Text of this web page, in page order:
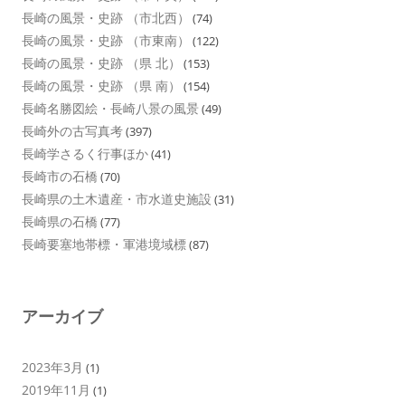
長崎の風景・史跡 （市北西） (74)
長崎の風景・史跡 （市東南） (122)
長崎の風景・史跡 （県 北） (153)
長崎の風景・史跡 （県 南） (154)
長崎名勝図絵・長崎八景の風景 (49)
長崎外の古写真考(397)
長崎学さるく行事ほか(41)
長崎市の石橋 (70)
長崎県の土木遺産・市水道史施設 (31)
長崎県の石橋 (77)
長崎要塞地帯標・軍港境域標(87)
アーカイブ
2023年3月 (1)
2019年11月 (1)